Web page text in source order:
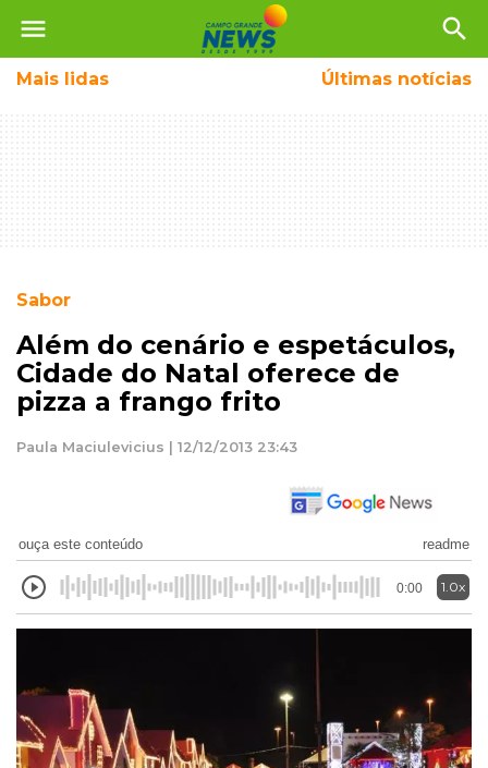
menu search
Mais lidas Últimas notícias
Sabor
Além do cenário e espetáculos,
Cidade do Natal oferece de
pizza a frango frito
Paula Maciulevicius | 12/12/2013 23:43
ouça este conteúdo readme
0:00 1.0x